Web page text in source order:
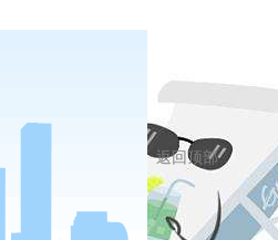
速出现下降。
年ppi同比增速
素作用下，未来
增速难以维持高
返回顶部